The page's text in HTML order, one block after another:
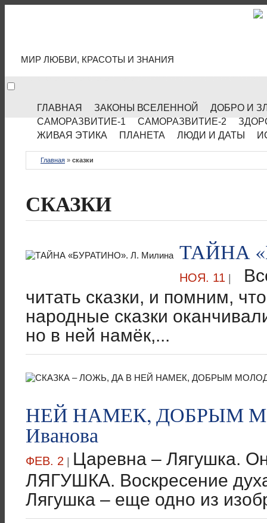
МИР ЛЮБВИ, КРАСОТЫ И ЗНАНИЯ
ГЛАВНАЯ ЗАКОНЫ ВСЕЛЕННОЙ
ДОБРО И
САМОРАЗВИТИЕ-1
САМОРАЗВИТИЕ-2
ЖИВАЯ ЭТИКА
ПЛАНЕТА ЛЮДИ И ДАТЫ
Главная » сказки
СКАЗКИ
ТАЙНА
НОЯ. 11 |
читать сказки, и помним,
народные сказки
но в ней намёк,...
НЕЙ НАМЕК, ДОБРЫМ
Иванова
ФЕВ. 2 | Царевна – Лягушка.
ЛЯГУШКА. Воскресение
Лягушка – еще одно из